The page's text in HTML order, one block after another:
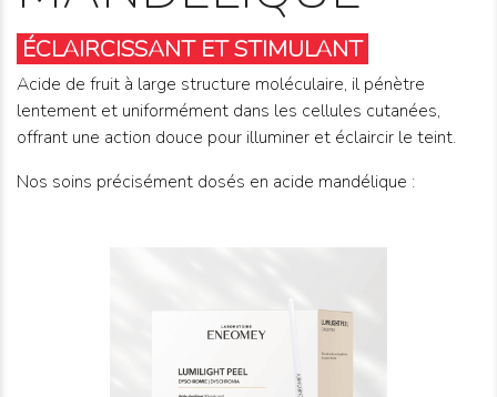
ÉCLAIRCISSANT ET STIMULANT
Acide de fruit à large structure moléculaire, il pénètre
lentement et uniformément dans les cellules cutanées,
offrant une action douce pour illuminer et éclaircir le teint.
Nos soins précisément dosés en acide mandélique :